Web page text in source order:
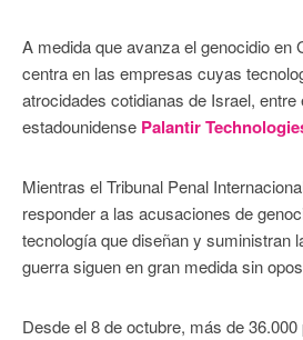
A medida que avanza el genocidio en
centra en las empresas cuyas
atrocidades cotidianas de Israel,
estadounidense Palantir
Mientras el Tribunal Penal
responder a las acusaciones de
tecnología que diseñan y suministran
guerra siguen en gran medida sin
Desde el 8 de octubre, más de